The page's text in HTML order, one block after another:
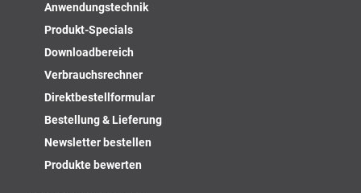
Anwendungstechnik
Produkt-Specials
Downloadbereich
Verbrauchsrechner
Direktbestellformular
Bestellung & Lieferung
Newsletter bestellen
Produkte bewerten